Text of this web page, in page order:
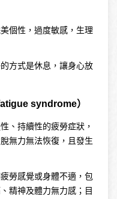
個性，過度敏感，生理
方式是休息，讓身心放
syndrome）
、持續性的疲勞症狀，
無力無法恢復，且發生
勞感覺或身體不適，包
精神及體力無力感；目